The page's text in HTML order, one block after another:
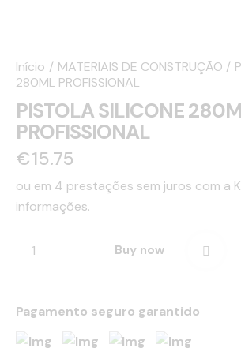
Início MATERIAIS DE CONSTRUÇÃO
280ML PROFISSIONAL
PISTOLA SILICONE
PROFISSIONAL
€15.75
ou em 4 prestações sem juros com a
informações.
Buy now
Pagamento seguro garantido